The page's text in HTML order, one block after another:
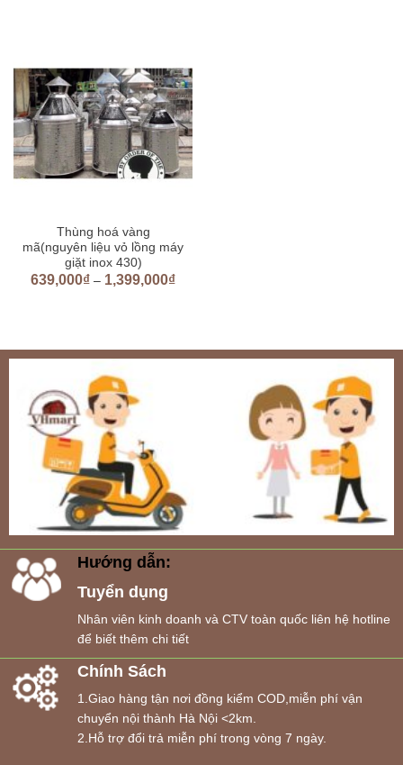
Thùng hoá vàng
mã(nguyên liệu vỏ lồng máy
giặt inox 430)
639,000₫ – 1,399,000₫
Hướng dẫn:
Tuyển dụng
Nhân viên kinh doanh và CTV toàn quốc liên hệ hotline
để biết thêm chi tiết
Chính Sách
1.Giao hàng tận nơi đồng kiểm COD,miễn phí vận
chuyển nội thành Hà Nội <2km.
2.Hỗ trợ đổi trả miễn phí trong vòng 7 ngày.